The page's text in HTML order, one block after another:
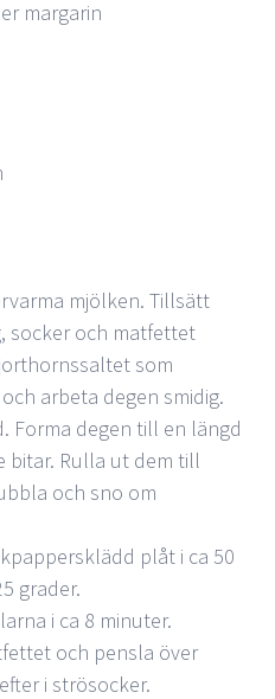
margarin
mjölken. Tillsätt
socker och matfettet
som
arbeta degen smidig.
Forma degen till en längd
bitar. Rulla ut dem till
och sno om
plåt i ca 50
grader.
i ca 8 minuter.
och pensla över
i strösocker.